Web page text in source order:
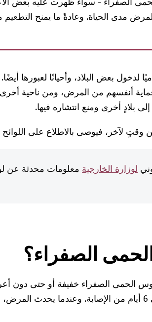
مدى الحياة. وعادةً ما يمنح
لدخول بعض البلاد، وأحيانًا لعبورها
أنفسهم من المرض، ومن ناحية
بلادٍ أخرى ومنع انتشاره فيها.
وقتٍ لآخر، فيوصى بالاطلاع على اللوائح
لوزارة الخارجية معلومات محدثة عن
الصفراء؟
الحمى الصفراء خفيفة أو حتى دون
الأولى للمرض بعد 3 إلى 6 أيام من الإصابة. وعندما